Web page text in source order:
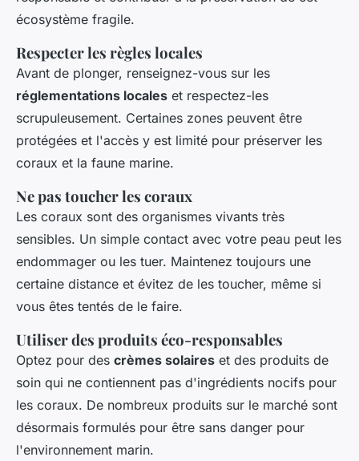
écosystème fragile.
Respecter les règles locales
Avant de plonger, renseignez-vous sur les
réglementations locales et respectez-les
scrupuleusement. Certaines zones peuvent être
protégées et l'accès y est limité pour préserver les
coraux et la faune marine.
Ne pas toucher les coraux
Les coraux sont des organismes vivants très
sensibles. Un simple contact avec votre peau peut les
endommager ou les tuer. Maintenez toujours une
certaine distance et évitez de les toucher, même si
vous êtes tentés de le faire.
Utiliser des produits éco-responsables
Optez pour des crèmes solaires et des produits de
soin qui ne contiennent pas d'ingrédients nocifs pour
les coraux. De nombreux produits sur le marché sont
désormais formulés pour être sans danger pour
l'environnement marin.